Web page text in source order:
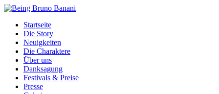
Startseite
Die Story
Neuigkeiten
Die Charaktere
Über uns
Danksagung
Festivals & Preise
Presse